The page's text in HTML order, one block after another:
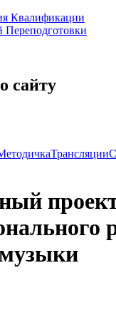
Квалификации
Переподготовки
сайту
Трансляции